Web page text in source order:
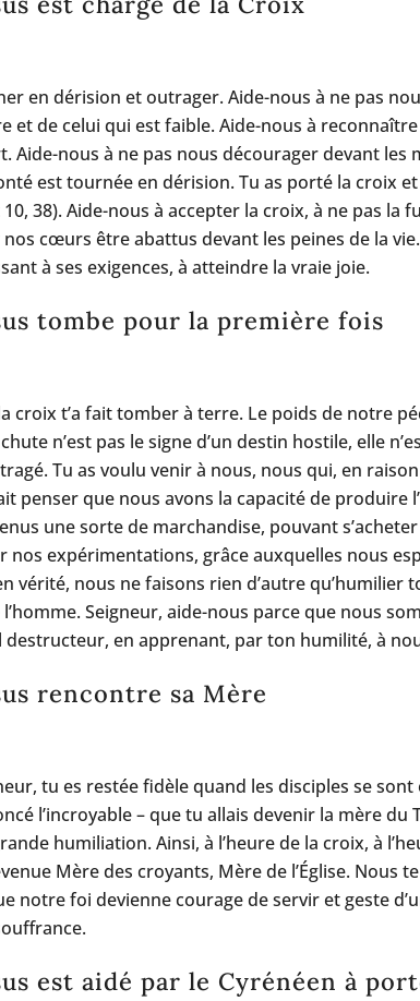
en dérision et outrager. Aide-nous à ne pas
et de celui qui est faible. Aide-nous à
Aide-nous à ne pas nous décourager devant les
est tournée en dérision. Tu as porté la croix
38). Aide-nous à accepter la croix, à ne pas la
cœurs être abattus devant les peines de la
à ses exigences, à atteindre la vraie joie.
tombe pour la première fois
croix t’a fait tomber à terre. Le poids de notre
n’est pas le signe d’un destin hostile, elle
Tu as voulu venir à nous, nous qui, en
penser que nous avons la capacité de produire
une sorte de marchandise, pouvant
nos expérimentations, grâce auxquelles nous
vérité, nous ne faisons rien d’autre qu’humilier
Seigneur, aide-nous parce que nous
en apprenant, par ton humilité, à
rencontre sa Mère
tu es restée fidèle quand les disciples se
l’incroyable – que tu allais devenir la mère du
humiliation. Ainsi, à l’heure de la croix, à
Mère des croyants, Mère de l’Église. Nous
notre foi devienne courage de servir et geste
est aidé par le Cyrénéen à